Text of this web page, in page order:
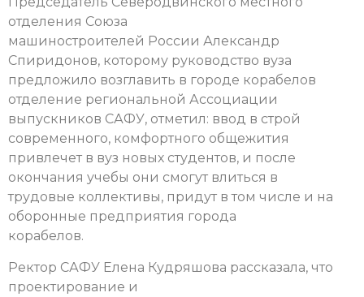
отделения Союза
машиностроителей России Александр
Спиридонов, которому руководство вуза
предложило возглавить в городе корабелов
отделение региональной Ассоциации
выпускников САФУ, отметил: ввод в строй
современного, комфортного общежития
привлечет в вуз новых студентов, и после
окончания учебы они смогут влиться в
трудовые коллективы, придут в том числе и на
оборонные предприятия города
корабелов.
Ректор САФУ Елена Кудряшова рассказала, что
проектирование и